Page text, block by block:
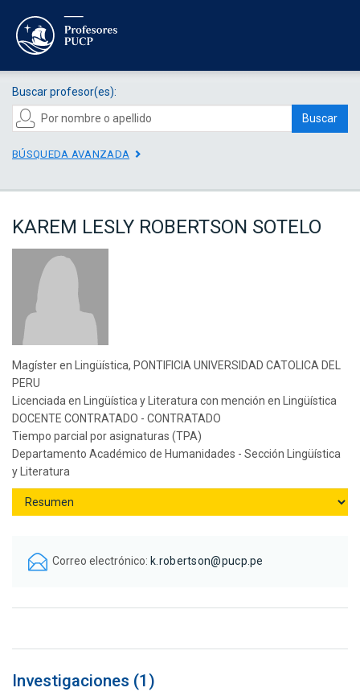
Buscar profesor(es):
Buscar
BÚSQUEDA AVANZADA
KAREM LESLY ROBERTSON SOTELO
Magíster en Lingüística, PONTIFICIA UNIVERSIDAD CATOLICA DEL
PERU
Licenciada en Lingüística y Literatura con mención en Lingüística
DOCENTE CONTRATADO - CONTRATADO
Tiempo parcial por asignaturas (TPA)
Departamento Académico de Humanidades - Sección Lingüística
y Literatura
Correo electrónico: k.robertson@pucp.pe
Investigaciones (1)